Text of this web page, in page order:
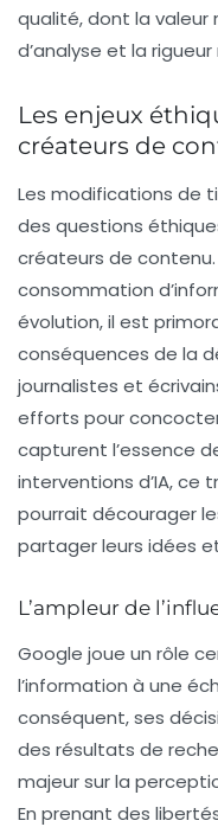
qualité, dont la valeur
d’analyse et la
Les enjeux
créateurs de
Les modifications de
des questions
créateurs de
consommation
évolution, il est
conséquences de la
journalistes et
efforts pour
capturent l’essence
interventions d’IA, ce
pourrait décourager
partager leurs idées
L’ampleur de
Google joue un rôle
l’information à une
conséquent, ses
des résultats de
majeur sur la
En prenant des